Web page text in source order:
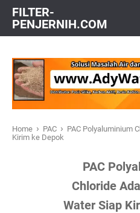
FILTER-
PENJERNIH.COM
Home › PAC › PAC Polyaluminium
Kirim ke Depok
PAC
Chloride
Water Siap